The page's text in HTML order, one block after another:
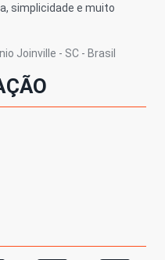
simplicidade e muito
Joinville - SC - Brasil